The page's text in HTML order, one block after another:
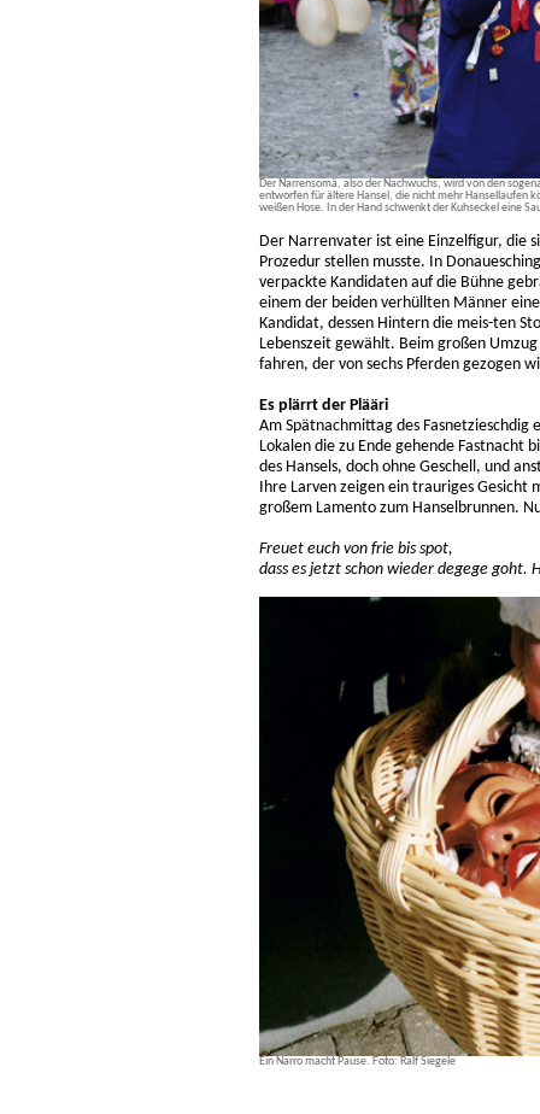
Der Narrensomä, also der Nachwuchs, wird von den
entworfen für ältere Hansel, die nicht mehr Hansellaufen
weißen Hose. In der Hand schwenkt der Kuhseckel eine
Der Narrenvater ist eine Einzelfigur, die
Prozedur stellen musste. In
verpackte Kandidaten auf die Bühne
einem der beiden verhüllten Männer
Kandidat, dessen Hintern die meis-ten
Lebenszeit gewählt. Beim großen
fahren, der von sechs Pferden gezogen
Es plärrt der Plääri
Am Spätnachmittag des
Lokalen die zu Ende gehende Fastnacht
des Hansels, doch ohne Geschell, und
Ihre Larven zeigen ein trauriges Gesicht
großem Lamento zum Hanselbrunnen.
Freuet euch von frie bis spot,
dass es jetzt schon wieder degege goht.
Ein Narro macht Pause. Foto: Ralf Siegele